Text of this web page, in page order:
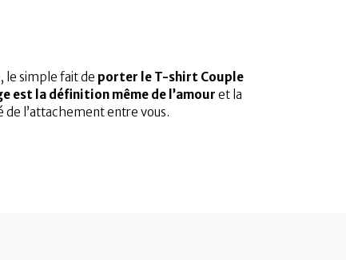
le simple fait de porter le T-shirt Couple
est la définition même de l’amour et la
de l’attachement entre vous.